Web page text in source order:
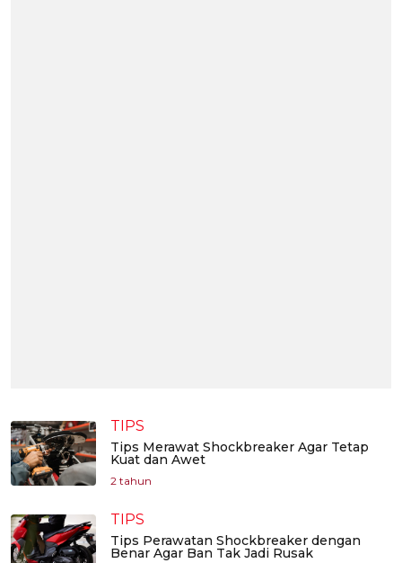
TIPS
Tips Merawat Shockbreaker Agar Tetap
Kuat dan Awet
2 tahun
TIPS
Tips Perawatan Shockbreaker dengan
Benar Agar Ban Tak Jadi Rusak